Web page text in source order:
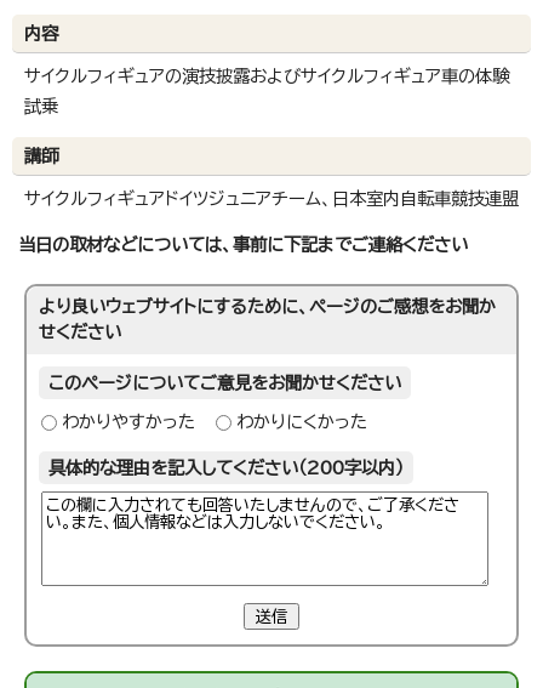
内容
サイクルフィギュアの演技披露およびサイクルフィギュア車の体験
試乗
講師
サイクルフィギュアドイツジュニアチーム、日本室内自転車競技連盟
当日の取材などについては、事前に下記までご連絡ください
より良いウェブサイトにするために、ページのご感想をお聞か
せください
このページについてご意見をお聞かせください
わかりやすかった わかりにくかった
具体的な理由を記入してください（200字以内）
送信